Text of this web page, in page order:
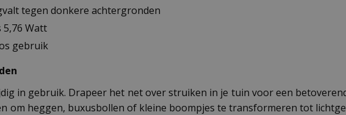
tegen donkere achtergronden
Watt
gebruik
in gebruik. Drapeer het net over struiken in je tuin voor een
om heggen, buxusbollen of kleine boompjes te transformeren tot